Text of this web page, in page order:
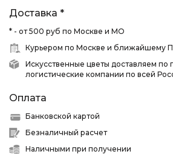
Доставка *
* - от 500 руб по Москве и МО
Курьером по Москве и ближайшему
Искусственные цветы доставляем по
логистические компании по всей
Оплата
Банковской картой
Безналичный расчет
Наличными при получении